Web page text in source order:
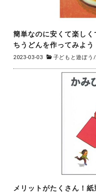
簡単なのに安くて楽し
ちうどんを作ってみよう
2023-03-03 子どもと遊ぼう /
メリットがたくさん！